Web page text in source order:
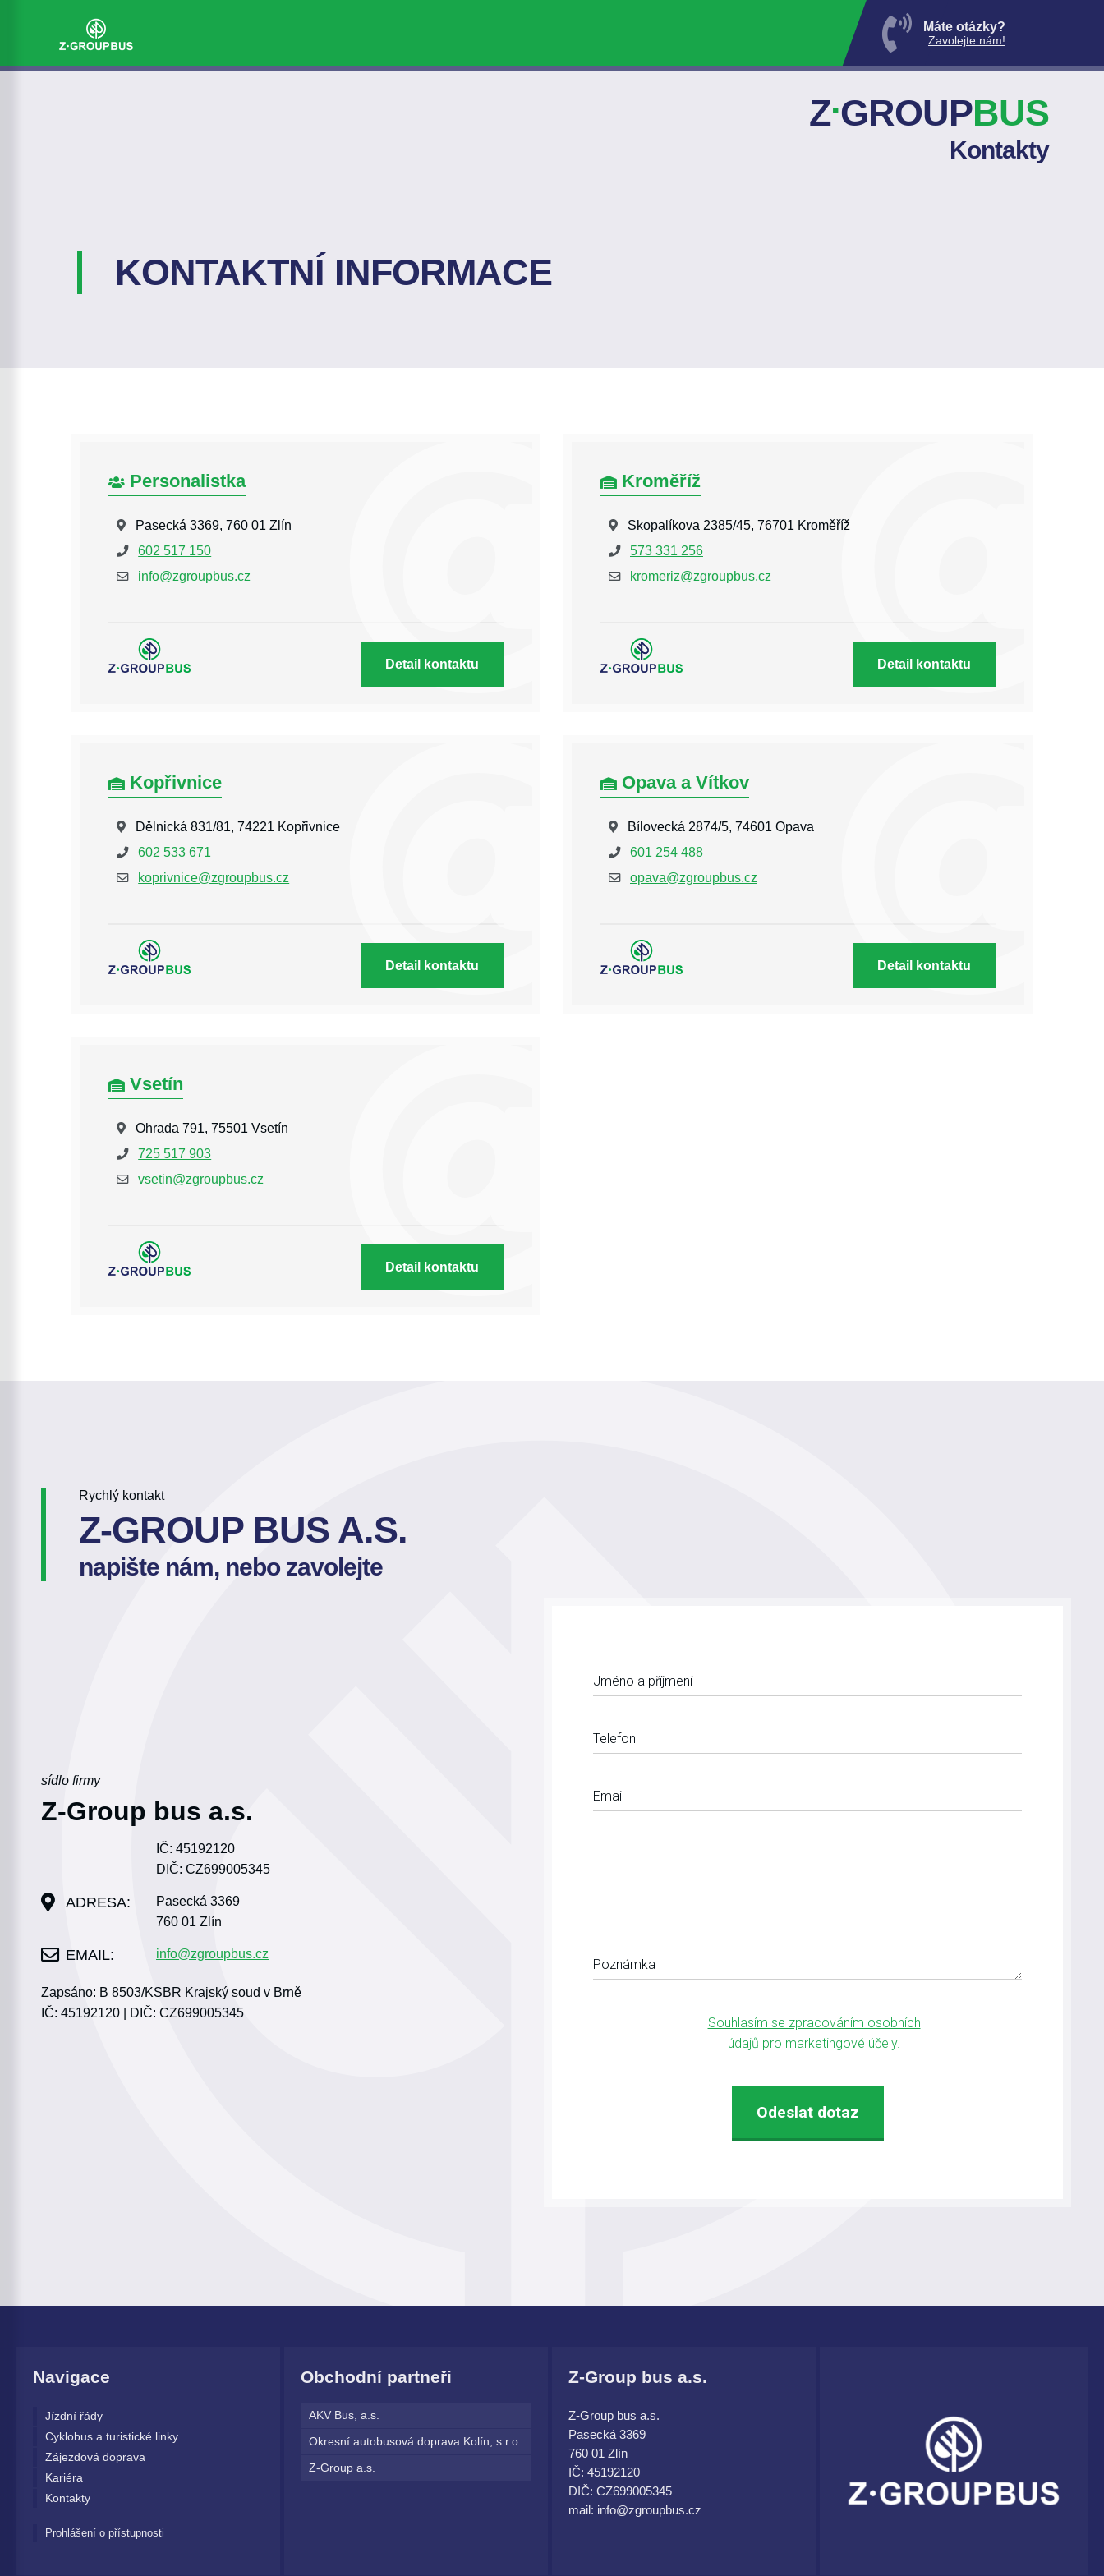
Máte otázky?
Zavolejte nám!
Z.GROUPBUS
Kontakty
KONTAKTNÍ INFORMACE
Personalistka
Pasecká 3369, 760 01 Zlín
602 517 150
info@zgroupbus.cz
Detail kontaktu
Kroměříž
Skopalíkova 2385/45, 76701 Kroměříž
573 331 256
kromeriz@zgroupbus.cz
Detail kontaktu
Kopřivnice
Dělnická 831/81, 74221 Kopřivnice
602 533 671
koprivnice@zgroupbus.cz
Detail kontaktu
Opava a Vítkov
Bílovecká 2874/5, 74601 Opava
601 254 488
opava@zgroupbus.cz
Detail kontaktu
Vsetín
Ohrada 791, 75501 Vsetín
725 517 903
vsetin@zgroupbus.cz
Detail kontaktu
Rychlý kontakt
Z-GROUP BUS A.S.
napište nám, nebo zavolejte
sídlo firmy
Z-Group bus a.s.
IČ: 45192120
DIČ: CZ699005345
Pasecká 3369
760 01 Zlín
info@zgroupbus.cz
Zapsáno: B 8503/KSBR Krajský soud v Brně
IČ: 45192120 | DIČ: CZ699005345
Jméno a příjmení
Telefon
Email
Poznámka
Souhlasím se zpracováním osobních
údajů pro marketingové účely.
Navigace
Jízdní řády
Cyklobus a turistické linky
Zájezdová doprava
Kariéra
Kontakty
Prohlášení o přístupnosti
Obchodní partneři
AKV Bus, a.s.
Okresní autobusová doprava Kolín, s.r.o.
Z-Group a.s.
Z-Group bus a.s.
Z-Group bus a.s.
Pasecká 3369
760 01 Zlín
IČ: 45192120
DIČ: CZ699005345
mail: info@zgroupbus.cz